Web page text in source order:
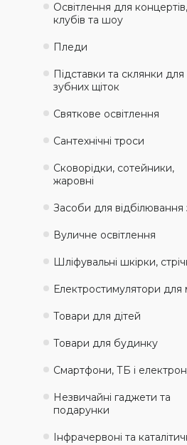
Освітлення для концертів,
клубів та шоу
Пледи
Підставки та склянки для
зубних щіток
Святкове освітлення
Сантехнічні троси
Сковорідки, сотейники,
жаровні
Засоби для відбілювання
Вуличне освітлення
Шліфувальні шкірки,
Електростимулятори для
Товари для дітей
Товари для будинку
Смартфони, ТБ і
Незвичайні гаджети та
подарунки
Інфрачервоні та